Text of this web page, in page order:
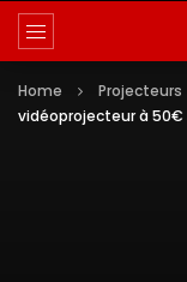
Home Projecteurs
vidéoprojecteur à 50€